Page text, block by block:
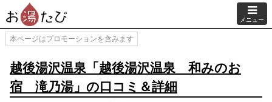
メニュー
本ページはプロモーションを含みます
越後湯沢温泉「越後湯沢温泉 和みのお
宿 滝乃湯」の口コミ＆詳細